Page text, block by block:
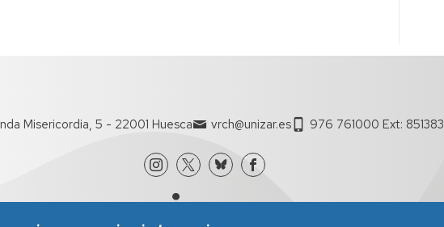
Misericordia, 5 - 22001 Huesca vrch@unizar.es 976 761000 Ext: 851383